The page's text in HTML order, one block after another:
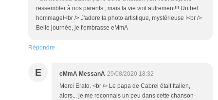
ressembler à nos parents , mais la vie voit autrement!!! Un bel
hommage!<br /> J'adore ta photo artistique, mystérieuse !<br />
Belle journée, je t'embrasse eMmA
Répondre
E eMmA MessanA 29/08/2020 18:32
Merci Erato. <br /> Le papa de Cabrel était Italien,
alors... je me reconnais un peu dans cette chanson-